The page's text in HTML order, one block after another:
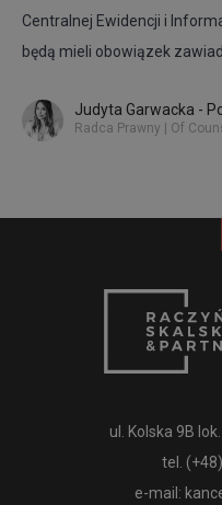
Centralnej Ewidencji i
będą mieli obowiązek
Judyta Garwacka -
Radca Prawny | Of
ul. Kolska 9B
tel.
e-mail: